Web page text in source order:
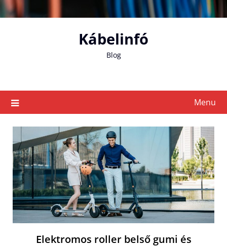
Skip
to
Kábelinfó
Blog
Menu
Elektromos roller belső gumi és